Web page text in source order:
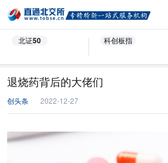
北证50 科创板指
退烧药背后的大佬们
创头条 2022-12-27